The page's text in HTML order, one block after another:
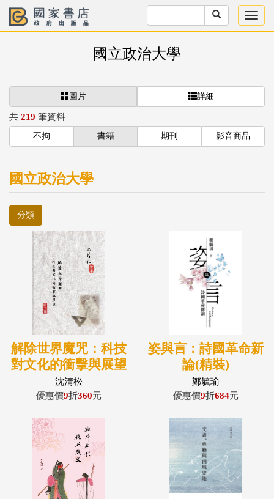
國立政治大學
圖片 詳細
共 219 筆資料
不拘 書籍 期刊 影音商品
國立政治大學
分類
解除世界魔咒：科技
對文化的衝擊與展望
(精裝)
沈清松
優惠價9折360元
姿與言：詩國革命新
論(精裝)
鄭毓瑜
優惠價9折684元